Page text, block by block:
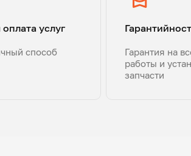
услуг
способ
Гарантия на
работы и
запчасти